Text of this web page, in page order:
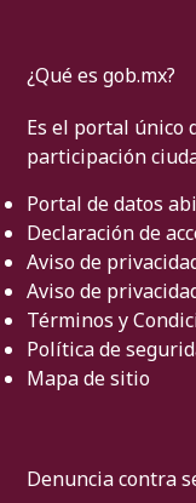
¿Qué es gob.mx?
Es el portal único
participación
Portal de datos
Declaración de
Aviso de
Aviso de
Términos y
Política de
Mapa de sitio
Denuncia contra